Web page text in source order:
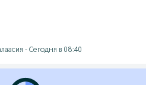
- Сегодня в 08:40